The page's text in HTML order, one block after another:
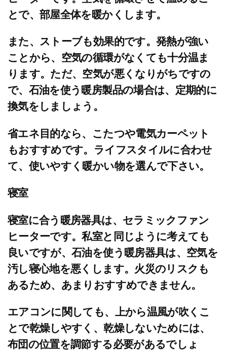
とで、部屋全体を暖かくします。
また、ストーブも効果的です。発熱が強い
ことから、空気の循環がなくても十分温ま
ります。ただ、空気が悪くなりがちですの
で、石油を使う暖房製品の場合は、定期的に
換気をしましょう。
省エネ目的なら、こたつや電気カーペット
もおすすめです。ライフスタイルに合わせ
て、使いやすく暖かい物を選んで下さい。
寝室
寝室に合う暖房器具は、セラミックファン
ヒーターです。私室と同じように考えても
良いですが、石油を使う暖房器具は、空気を
汚し寝心地を悪くします。火災のリスクも
あるため、あまりおすすめできません。
エアコンに関しても、上から温風が吹くこ
とで乾燥しやすく、乾燥しないためには、
布団の位置を調節する必要があるでしょ